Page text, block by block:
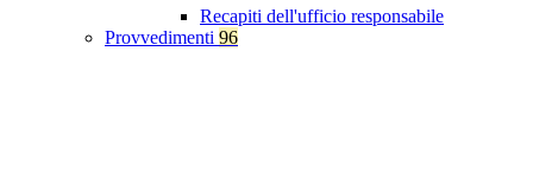
Recapiti dell'ufficio responsabile
Provvedimenti 96